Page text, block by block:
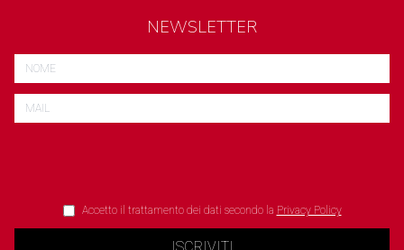
NEWSLETTER
Accetto il trattamento dei dati secondo la Privacy Policy